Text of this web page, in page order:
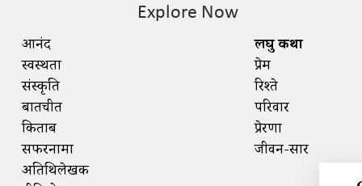
Explore Now
आनंद
स्वस्थता
संस्कृति
बातचीत
किताबें
सफरनामा
अतिथिलेखक
लघु कथा
प्रेम
रिश्ते
परिवार
प्रेरणा
जीवन-सार